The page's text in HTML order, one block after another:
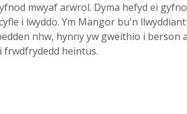
mwyaf arwrol. Dyma hefyd ei
i lwyddo. Ym Mangor bu'n
nhw, hynny yw gweithio i berson
frwdfrydedd heintus.